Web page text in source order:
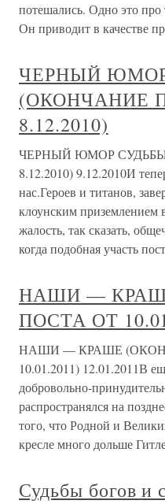
потешались. Одно это про
Он приводит в качестве
ЧЕРНЫЙ
(ОКОНЧАНИЕ
8.12.2010)
ЧЕРНЫЙ ЮМОР
8.12.2010) 9.12.2010И
нас.Героев и титанов,
клоунским приземлением
жалость, так сказать,
когда подобная участь
НАШИ —
ПОСТА ОТ
НАШИ — КРАШЕ
10.01.2011) 12.01.2011В
добровольно-
распространялся на
того, что Родной и
кресле много дольше
Судьбы богов и